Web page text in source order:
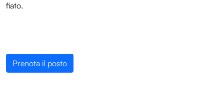
fiato.
Prenota il posto